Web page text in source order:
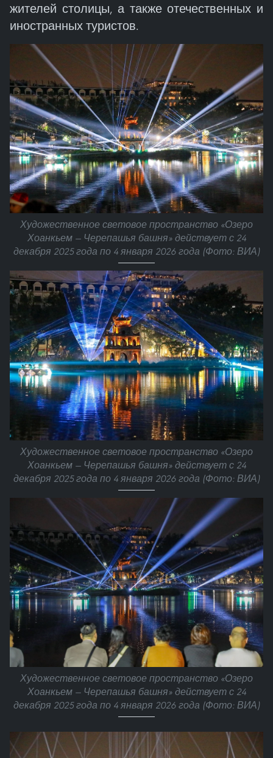
жителей столицы, а также отечественных и
иностранных туристов.
Художественное световое пространство «Озеро
Хоанкьем — Черепашья башня» действует с 24
декабря 2025 года по 4 января 2026 года (Фото: ВИА)
Художественное световое пространство «Озеро
Хоанкьем — Черепашья башня» действует с 24
декабря 2025 года по 4 января 2026 года (Фото: ВИА)
Художественное световое пространство «Озеро
Хоанкьем — Черепашья башня» действует с 24
декабря 2025 года по 4 января 2026 года (Фото: ВИА)